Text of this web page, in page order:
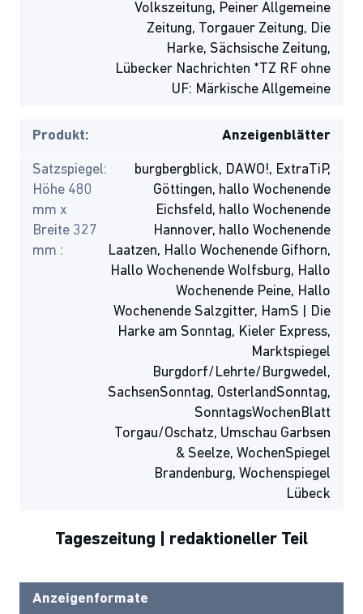
Volkszeitung, Peiner Allgemeine
Zeitung, Torgauer Zeitung, Die
Harke, Sächsische Zeitung,
Lübecker Nachrichten *TZ RF ohne
UF: Märkische Allgemeine
Produkt: Anzeigenblätter
Satzspiegel:
Höhe 480
mm x
Breite 327
mm :
burgbergblick, DAWO!, ExtraTiP,
Göttingen, hallo Wochenende
Eichsfeld, hallo Wochenende
Hannover, hallo Wochenende
Laatzen, Hallo Wochenende Gifhorn,
Hallo Wochenende Wolfsburg, Hallo
Wochenende Peine, Hallo
Wochenende Salzgitter, HamS | Die
Harke am Sonntag, Kieler Express,
Marktspiegel
Burgdorf/Lehrte/Burgwedel,
SachsenSonntag, OsterlandSonntag,
SonntagsWochenBlatt
Torgau/Oschatz, Umschau Garbsen
& Seelze, WochenSpiegel
Brandenburg, Wochenspiegel
Lübeck
Tageszeitung | redaktioneller Teil
Anzeigenformate